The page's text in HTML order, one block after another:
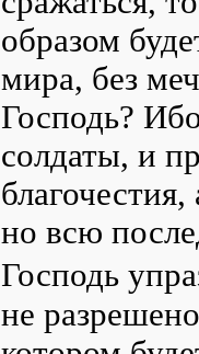
образом
мира, без
Господь?
солдаты, и
но всю
Господь
не